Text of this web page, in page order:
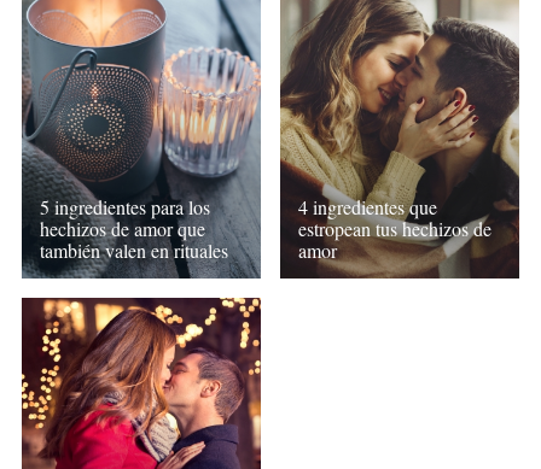
5 ingredientes para los
hechizos de amor que
también valen en rituales
4 ingredientes que
estropean tus hechizos de
amor